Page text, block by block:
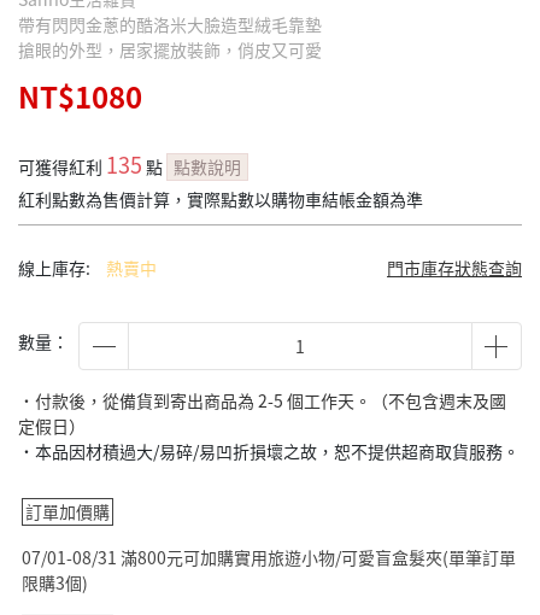
帶有閃閃金蔥的酷洛米大臉造型絨毛靠墊
搶眼的外型，居家擺放裝飾，俏皮又可愛
NT$1080
可獲得紅利 135 點 點數說明
紅利點數為售價計算，實際點數以購物車結帳金額為準
線上庫存: 熱賣中 門市庫存狀態查詢
數量：
˙付款後，從備貨到寄出商品為 2-5 個工作天。（不包含週末及國
定假日）
˙本品因材積過大/易碎/易凹折損壞之故，恕不提供超商取貨服務。
訂單加價購
07/01-08/31 滿800元可加購實用旅遊小物/可愛盲盒髮夾(單筆訂單
限購3個)